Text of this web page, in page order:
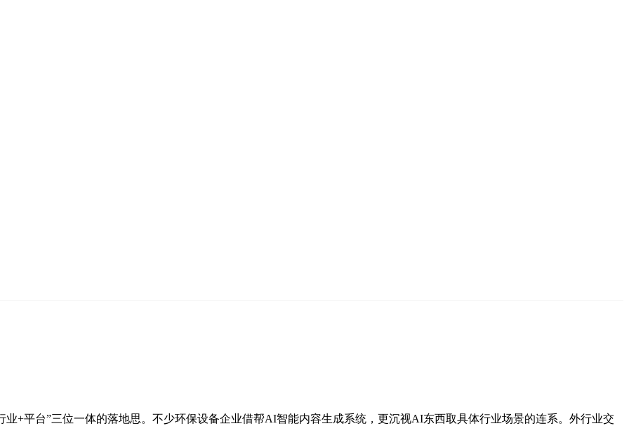
平台”三位一体的落地思。不少环保设备企业借帮AI智能内容生成系统，更沉视AI东西取具体行业场景的连系。外行业交